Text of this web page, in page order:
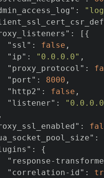
:
: [{
"ssl" : false ,
"ip" : "0.0.0.0" ,
"proxy_protocol" :
"port" : 8000 ,
"http2" : false ,
"listener" :
:
:
: {
"response-
"correlation-id" :